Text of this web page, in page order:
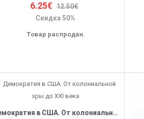
6.25€ 12.50€
Скидка 50%
Товар распродан.
Демократия в США. От колониальной эры до XXI века